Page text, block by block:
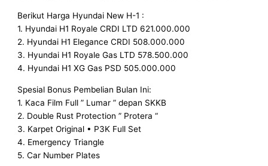
Berikut Harga Hyundai New H-1 :
1. Hyundai H1 Royale CRDI LTD 621.000.000
2. Hyundai H1 Elegance CRDI 508.000.000
3. Hyundai H1 Royale Gas LTD 578.500.000
4. Hyundai H1 XG Gas PSD 505.000.000
Spesial Bonus Pembelian Bulan Ini:
1. Kaca Film Full ” Lumar ” depan SKKB
2. Double Rust Protection ” Protera “
3. Karpet Original • P3K Full Set
4. Emergency Triangle
5. Car Number Plates